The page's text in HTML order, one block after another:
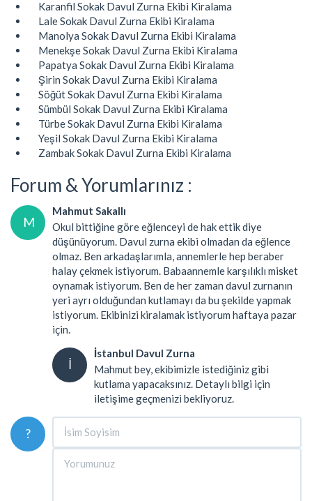
Karanfil Sokak Davul Zurna Ekibi Kiralama
Lale Sokak Davul Zurna Ekibi Kiralama
Manolya Sokak Davul Zurna Ekibi Kiralama
Menekşe Sokak Davul Zurna Ekibi Kiralama
Papatya Sokak Davul Zurna Ekibi Kiralama
Şirin Sokak Davul Zurna Ekibi Kiralama
Söğüt Sokak Davul Zurna Ekibi Kiralama
Sümbül Sokak Davul Zurna Ekibi Kiralama
Türbe Sokak Davul Zurna Ekibi Kiralama
Yeşil Sokak Davul Zurna Ekibi Kiralama
Zambak Sokak Davul Zurna Ekibi Kiralama
Forum & Yorumlarınız :
M
Mahmut Sakallı
Okul bittiğine göre eğlenceyi de hak ettik diye
düşünüyorum. Davul zurna ekibi olmadan da eğlence
olmaz. Ben arkadaşlarımla, annemlerle hep beraber
halay çekmek istiyorum. Babaannemle karşılıklı misket
oynamak istiyorum. Ben de her zaman davul zurnanın
yeri ayrı olduğundan kutlamayı da bu şekilde yapmak
istiyorum. Ekibinizi kiralamak istiyorum haftaya pazar
için.
İ
İstanbul Davul Zurna
Mahmut bey, ekibimizle istediğiniz gibi
kutlama yapacaksınız. Detaylı bilgi için
iletişime geçmenizi bekliyoruz.
?